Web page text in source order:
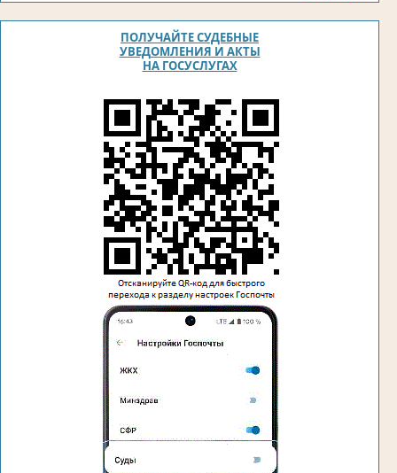
ПОЛУЧАЙТЕ СУДЕБНЫЕ
УВЕДОМЛЕНИЯ И АКТЫ
НА ГОСУСЛУГАХ